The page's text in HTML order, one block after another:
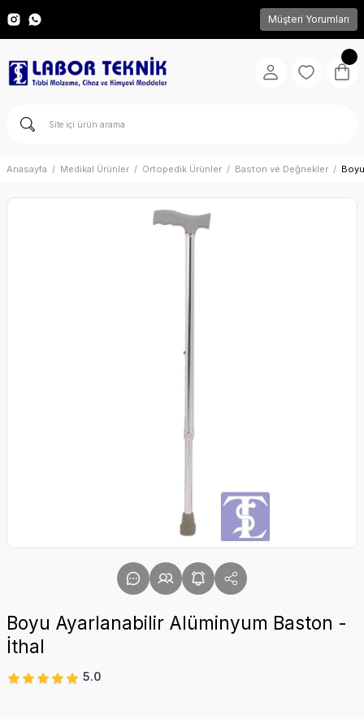
Müşteri Yorumları
Anasayfa Medikal Ürünler Ortopedik Ürünler Baston ve Değnekler
Boyu Ayarlanabilir Alüminyum Baston -
İthal
5.0